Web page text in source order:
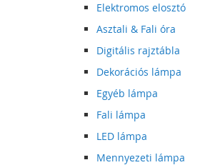
Elektromos elosztó
Asztali & Fali óra
Digitális rajztábla
Dekorációs lámpa
Egyéb lámpa
Fali lámpa
LED lámpa
Mennyezeti lámpa